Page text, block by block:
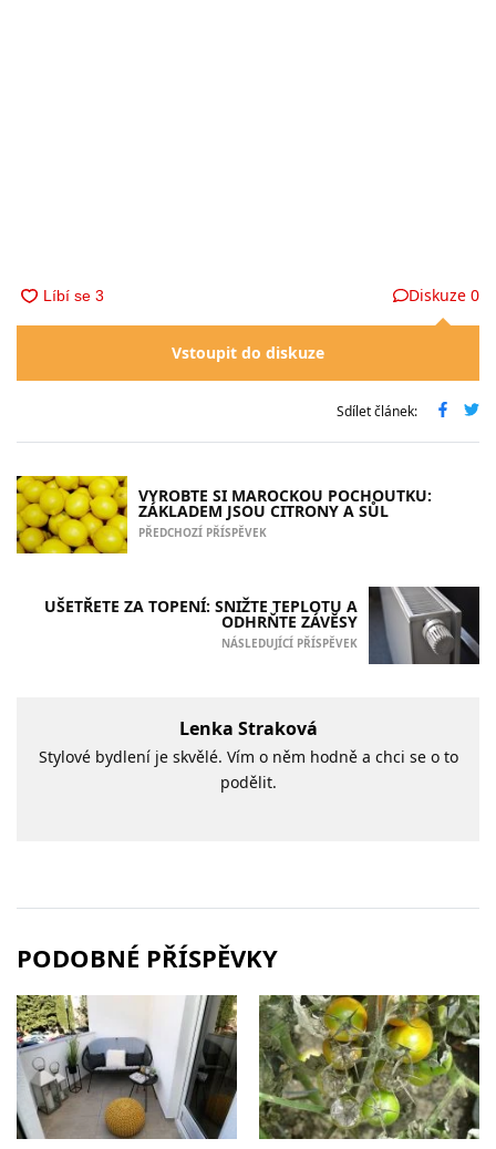
Diskuze 0
Vstoupit do diskuze
Sdílet článek:
VYROBTE SI MAROCKOU POCHOUTKU:
ZÁKLADEM JSOU CITRONY A SŮL
PŘEDCHOZÍ PŘÍSPĚVEK
UŠETŘETE ZA TOPENÍ: SNIŽTE TEPLOTU A
ODHRŇTE ZÁVĚSY
NÁSLEDUJÍCÍ PŘÍSPĚVEK
Lenka Straková
Stylové bydlení je skvělé. Vím o něm hodně a chci se o to
podělit.
PODOBNÉ PŘÍSPĚVKY